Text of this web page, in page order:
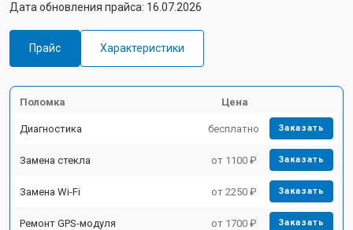
Дата обновления прайса: 16.07.2026
Прайс Характеристики
Поломка Цена
Диагностика бесплатно Заказать
Замена стекла от 1100 ₽ Заказать
Замена Wi-Fi от 2250 ₽ Заказать
Ремонт GPS-модуля от 1700 ₽ Заказать